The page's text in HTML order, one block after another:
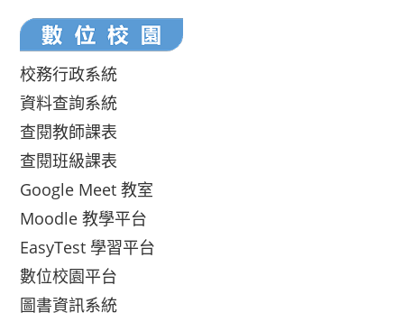
校務行政系統
資料查詢系統
查閱教師課表
查閱班級課表
Google Meet 教室
Moodle 教學平台
EasyTest 學習平台
數位校園平台
圖書資訊系統